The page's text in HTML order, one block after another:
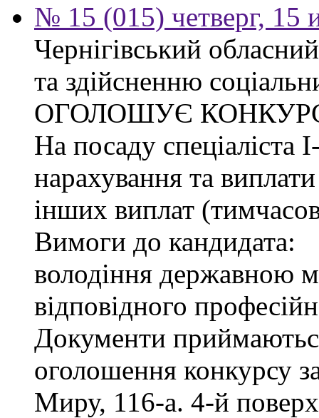
№ 15 (015) четверг, 15
Чернігівський
та здійсненню
ОГОЛОШУЄ
На посаду спеціаліста
нарахування та
інших виплат
Вимоги до кандидата:
володіння державною
відповідного
Документи
оголошення конкурсу
Миру, 116-а. 4-й